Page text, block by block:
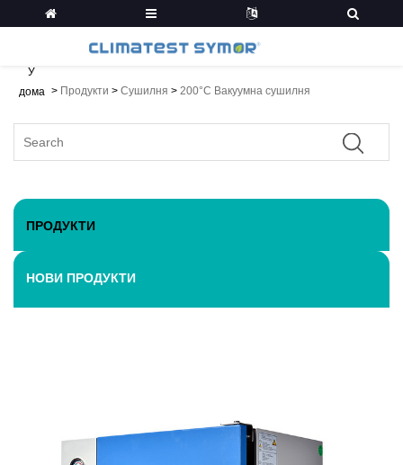
У
дома > Продукти > Сушилня > 200°C Вакуумна сушилня
ПРОДУКТИ
НОВИ ПРОДУКТИ